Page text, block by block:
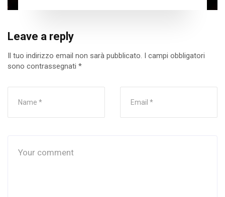
Leave a reply
Il tuo indirizzo email non sarà pubblicato.
I campi obbligatori
sono contrassegnati *